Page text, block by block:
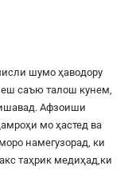
шумо ҳаводору
саъю талош кунем,
Афзоиши
мо ҳастед ва
намегузорад, ки
таҳрик медиҳад,ки